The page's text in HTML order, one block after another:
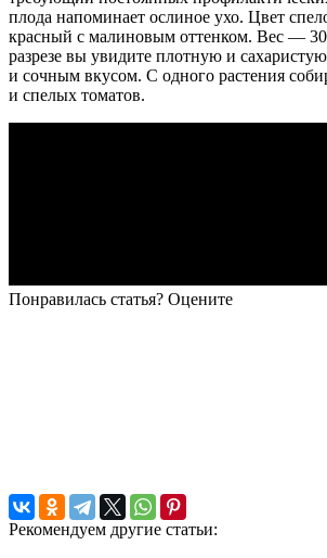
плода напоминает ослиное ухо. Цвет
красный с малиновым оттенком. Вес —
разрезе вы увидите плотную и
и сочным вкусом. С одного растения
и спелых томатов.
Понравилась статья? Оцените
Рекомендуем другие статьи: